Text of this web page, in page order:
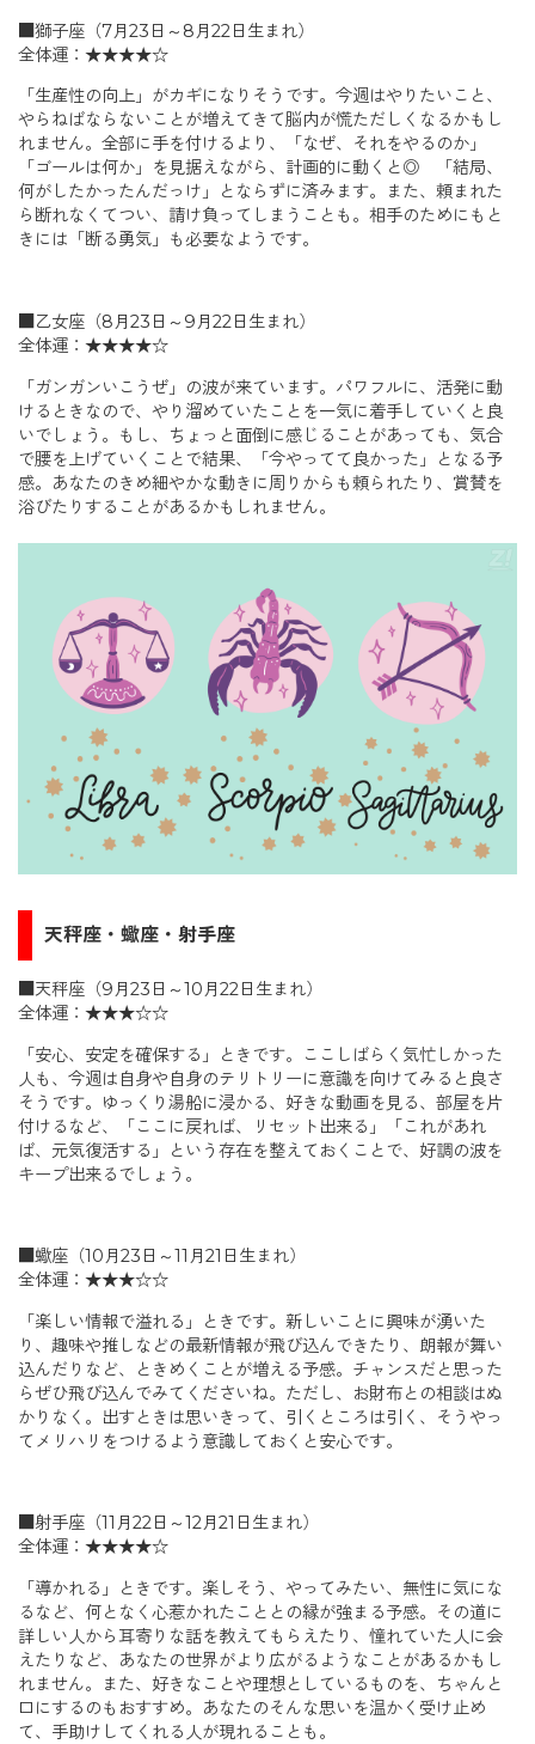
■獅子座（7月23日～8月22日生まれ）
全体運：★★★★☆
「生産性の向上」がカギになりそうです。今週はやりたいこと、
やらねばならないことが増えてきて脳内が慌ただしくなるかもし
れません。全部に手を付けるより、「なぜ、それをやるのか」
「ゴールは何か」を見据えながら、計画的に動くと◎ 「結局、
何がしたかったんだっけ」とならずに済みます。また、頼まれた
ら断れなくてつい、請け負ってしまうことも。相手のためにもと
きには「断る勇気」も必要なようです。
■乙女座（8月23日～9月22日生まれ）
全体運：★★★★☆
「ガンガンいこうぜ」の波が来ています。パワフルに、活発に動
けるときなので、やり溜めていたことを一気に着手していくと良
いでしょう。もし、ちょっと面倒に感じることがあっても、気合
で腰を上げていくことで結果、「今やってて良かった」となる予
感。あなたのきめ細やかな動きに周りからも頼られたり、賞賛を
浴びたりすることがあるかもしれません。
天秤座・蠍座・射手座
■天秤座（9月23日～10月22日生まれ）
全体運：★★★☆☆
「安心、安定を確保する」ときです。ここしばらく気忙しかった
人も、今週は自身や自身のテリトリーに意識を向けてみると良さ
そうです。ゆっくり湯船に浸かる、好きな動画を見る、部屋を片
付けるなど、「ここに戻れば、リセット出来る」「これがあれ
ば、元気復活する」という存在を整えておくことで、好調の波を
キープ出来るでしょう。
■蠍座（10月23日～11月21日生まれ）
全体運：★★★☆☆
「楽しい情報で溢れる」ときです。新しいことに興味が湧いた
り、趣味や推しなどの最新情報が飛び込んできたり、朗報が舞い
込んだりなど、ときめくことが増える予感。チャンスだと思った
らぜひ飛び込んでみてくださいね。ただし、お財布との相談はぬ
かりなく。出すときは思いきって、引くところは引く、そうやっ
てメリハリをつけるよう意識しておくと安心です。
■射手座（11月22日～12月21日生まれ）
全体運：★★★★☆
「導かれる」ときです。楽しそう、やってみたい、無性に気にな
るなど、何となく心惹かれたこととの縁が強まる予感。その道に
詳しい人から耳寄りな話を教えてもらえたり、憧れていた人に会
えたりなど、あなたの世界がより広がるようなことがあるかもし
れません。また、好きなことや理想としているものを、ちゃんと
口にするのもおすすめ。あなたのそんな思いを温かく受け止め
て、手助けしてくれる人が現れることも。